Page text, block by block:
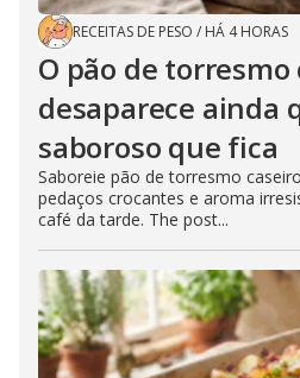
RECEITAS DE PESO / HÁ 4 HORAS
O pão de torresmo
desaparece ainda
saboroso que fica
Saboreie pão de torresmo
pedaços crocantes e aroma
café da tarde. The post...